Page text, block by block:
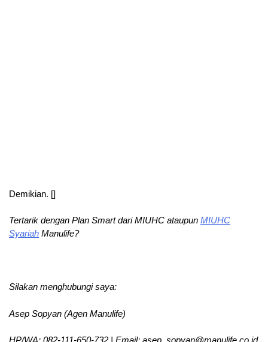
Demikian. []
Tertarik dengan Plan Smart dari MIUHC ataupun MIUHC
Syariah Manulife?
Silakan menghubungi saya:
Asep Sopyan (Agen Manulife)